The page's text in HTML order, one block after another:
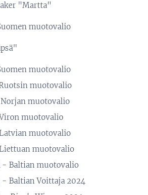
"Martta"
muotovalio
muotovalio
muotovalio
muotovalio
muotovalio
muotovalio
muotovalio
- Baltian muotovalio
- Baltian Voittaja 2024